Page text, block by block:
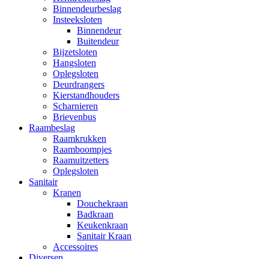
Binnendeurbeslag
Insteeksloten
Binnendeur
Buitendeur
Bijzetsloten
Hangsloten
Oplegsloten
Deurdrangers
Kierstandhouders
Scharnieren
Brievenbus
Raambeslag
Raamkrukken
Raamboompjes
Raamuitzetters
Oplegsloten
Sanitair
Kranen
Douchekraan
Badkraan
Keukenkraan
Sanitair Kraan
Accessoires